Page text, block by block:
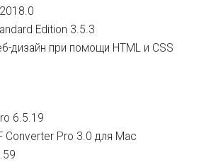
Edition 3.5.3
дизайн при помощи HTML и CSS​
6.5.19
Converter Pro 3.0 для Mac